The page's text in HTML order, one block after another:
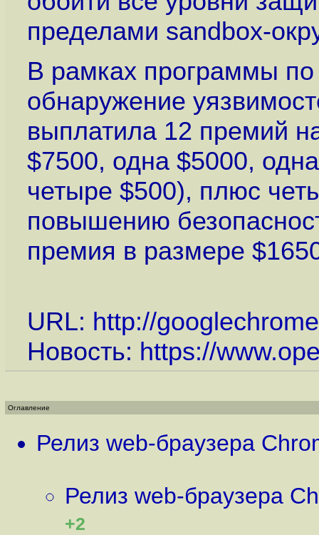
пределами sandbox-
В рамках программы по
обнаружение
выплатила 12 премий
$7500, одна $5000,
четыре $500), плюс
повышению
премия в размере
URL: http://
Новость: https://
Оглавление
Релиз web-браузера
Релиз web-браузера
+2